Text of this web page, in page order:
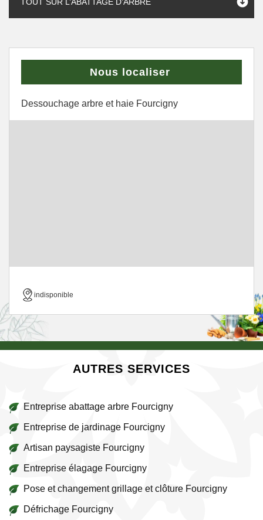
Nous localiser
Dessouchage arbre et haie Fourcigny
indisponible
AUTRES SERVICES
Entreprise abattage arbre Fourcigny
Entreprise de jardinage Fourcigny
Artisan paysagiste Fourcigny
Entreprise élagage Fourcigny
Pose et changement grillage et clôture Fourcigny
Défrichage Fourcigny